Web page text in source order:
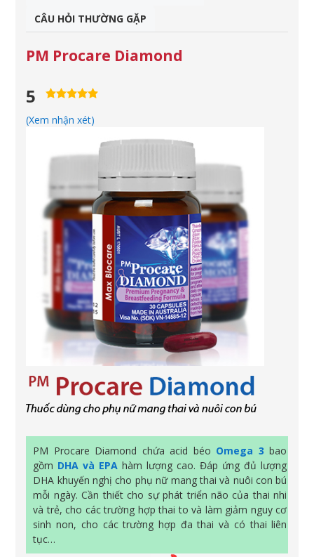
CÂU HỎI THƯỜNG GẶP
PM Procare Diamond
5
5,0
(Xem nhận xét)
PM Procare Diamond chứa acid béo Omega 3 bao
gồm DHA và EPA hàm lượng cao. Đáp ứng đủ lượng
DHA khuyến nghị cho phụ nữ mang thai và nuôi con bú
mỗi ngày. Cần thiết cho sự phát triển não của thai nhi
và trẻ, cho các trường hợp thai to và làm giảm nguy cơ
sinh non, cho các trường hợp đa thai và có thai liên
tục…